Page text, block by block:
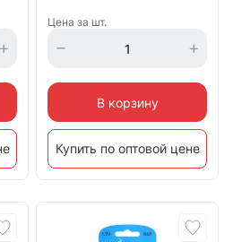
Цена за шт.
В корзину
Купить по оптовой цене